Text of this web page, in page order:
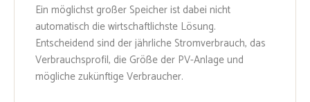
Ein möglichst großer Speicher ist dabei nicht
automatisch die wirtschaftlichste Lösung.
Entscheidend sind der jährliche Stromverbrauch, das
Verbrauchsprofil, die Größe der PV-Anlage und
mögliche zukünftige Verbraucher.